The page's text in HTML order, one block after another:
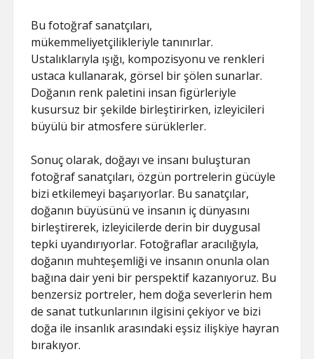
Bu fotoğraf sanatçıları,
mükemmeliyetçilikleriyle tanınırlar.
Ustalıklarıyla ışığı, kompozisyonu ve renkleri
ustaca kullanarak, görsel bir şölen sunarlar.
Doğanın renk paletini insan figürleriyle
kusursuz bir şekilde birleştirirken, izleyicileri
büyülü bir atmosfere sürüklerler.
Sonuç olarak, doğayı ve insanı buluşturan
fotoğraf sanatçıları, özgün portrelerin gücüyle
bizi etkilemeyi başarıyorlar. Bu sanatçılar,
doğanın büyüsünü ve insanın iç dünyasını
birleştirerek, izleyicilerde derin bir duygusal
tepki uyandırıyorlar. Fotoğraflar aracılığıyla,
doğanın muhteşemliği ve insanın onunla olan
bağına dair yeni bir perspektif kazanıyoruz. Bu
benzersiz portreler, hem doğa severlerin hem
de sanat tutkunlarının ilgisini çekiyor ve bizi
doğa ile insanlık arasındaki eşsiz ilişkiye hayran
bırakıyor.